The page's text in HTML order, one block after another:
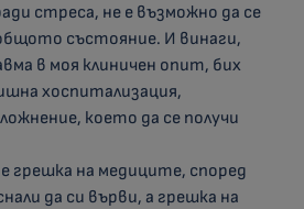
стреса, не е възможно да се
състояние. И винаги,
в моя клиничен опит, бих
хоспитализация,
което да се получи
грешка на медиците, според
да си върви, а грешка на